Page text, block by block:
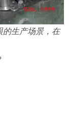
的生产场景，在